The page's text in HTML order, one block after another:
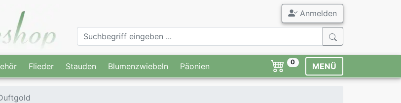
Anmelden
Flieder Stauden Blumenzwiebeln Päonien 0 MENÜ